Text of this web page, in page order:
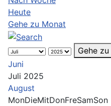
Heute
Gehe zu Monat
Gehe
Juni
Juli 2025
August
MonDieMitDonFreSamSon